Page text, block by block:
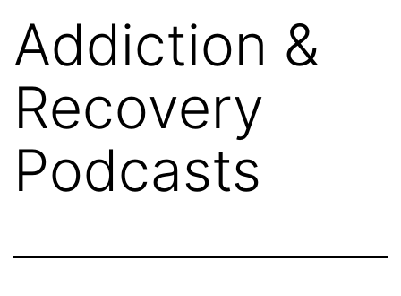
Addiction &
Recovery
Podcasts